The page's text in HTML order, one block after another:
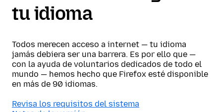
tu idioma
Todos merecen acceso a internet — tu idioma
jamás debiera ser una barrera. Es por ello que —
con la ayuda de voluntarios dedicados de todo el
mundo — hemos hecho que Firefox esté disponible
en más de 90 idiomas.
Revisa los requisitos del sistema